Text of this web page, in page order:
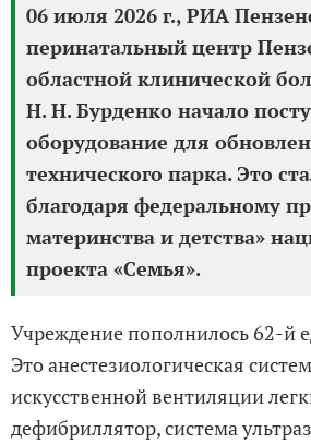
06 июля 2026 г., РИА
перинатальный центр
областной клинической
Н. Н. Бурденко начало
оборудование для
технического парка. Это
благодаря федеральному
материнства и детства»
проекта «Семья».
Учреждение пополнилось 62-й
Это анестезиологическая
искусственной вентиляции
дефибриллятор, система